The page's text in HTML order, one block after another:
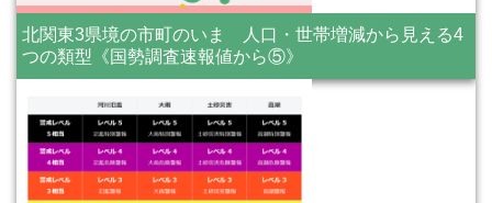
北関東3県境の市町のいま 人口・世帯増減から見える4
つの類型《国勢調査速報値から⑤》